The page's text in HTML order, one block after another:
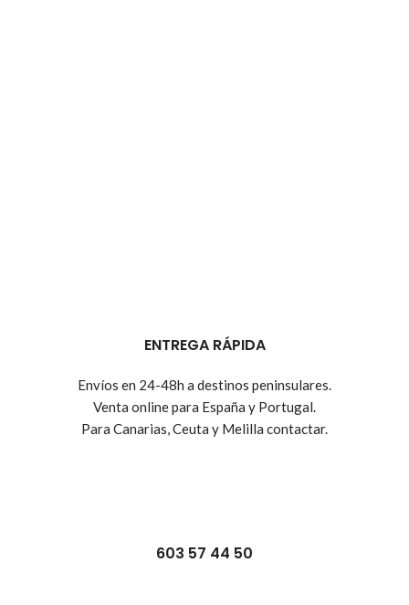
ENTREGA RÁPIDA
Envíos en 24-48h a destinos peninsulares.
Venta online para España y Portugal.
Para Canarias, Ceuta y Melilla contactar.
603 57 44 50